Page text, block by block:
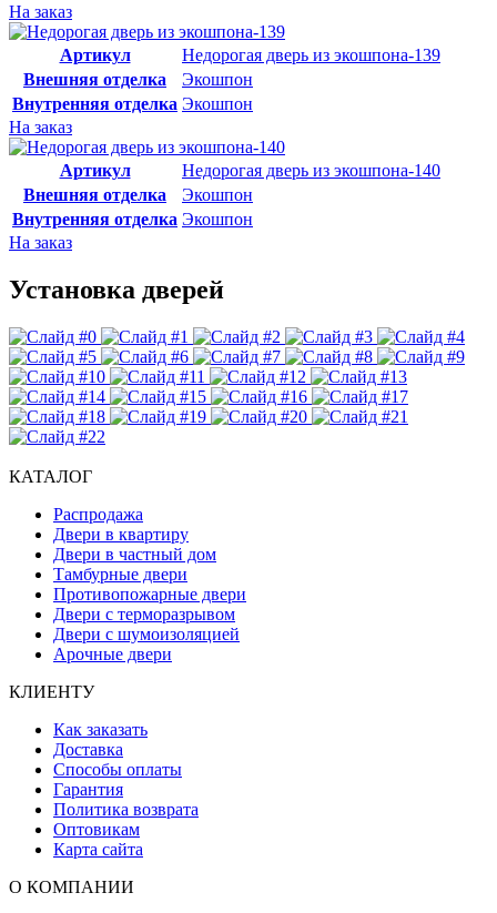
На заказ
Артикул
Недорогая дверь из экошпона-139
Внешняя отделка
Экошпон
Внутренняя отделка Экошпон
На заказ
Артикул
Недорогая дверь из экошпона-140
Внешняя отделка
Экошпон
Внутренняя отделка Экошпон
На заказ
Установка дверей
КАТАЛОГ
Распродажа
Двери в квартиру
Двери в частный дом
Тамбурные двери
Противопожарные двери
Двери с терморазрывом
Двери с шумоизоляцией
Арочные двери
КЛИЕНТУ
Как заказать
Доставка
Способы оплаты
Гарантия
Политика возврата
Оптовикам
Карта сайта
О КОМПАНИИ